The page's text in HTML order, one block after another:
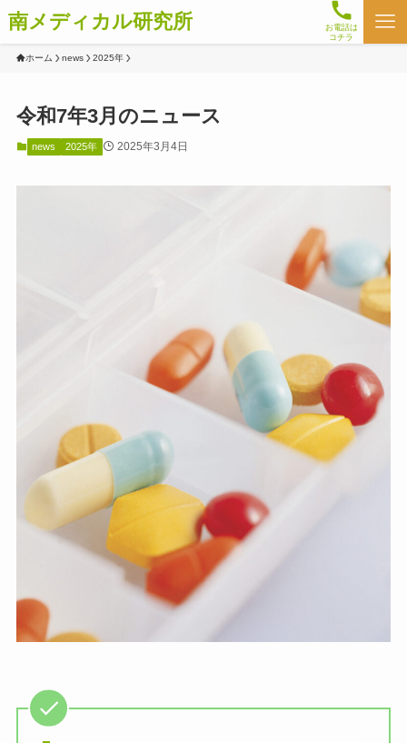
南メディカル研究所 お電話は
コチラ
ホーム news 2025年
令和7年3月のニュース
news 2025年 2025年3月4日